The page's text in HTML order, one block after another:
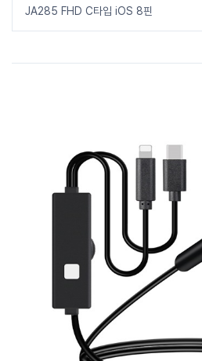
JA285 FHD C타입 iOS 8핀